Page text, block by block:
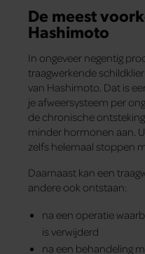
De meest
Hashimoto
In ongeveer negentig
traagwerkende
van Hashimoto. Dat is
je afweersysteem per
de chronische
minder hormonen aan.
zelfs helemaal stoppen
Daarnaast kan een
andere ook ontstaan:
na een operatie
is verwijderd
na een behandeling